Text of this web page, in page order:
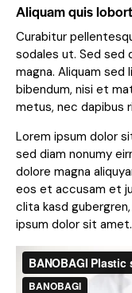
Aliquam quis
Curabitur
sodales ut. Sed sed
magna. Aliquam
bibendum, nisi et
metus, nec dapibus
Lorem ipsum dolor
sed diam nonumy
dolore magna
eos et accusam et
clita kasd
ipsum dolor sit amet.